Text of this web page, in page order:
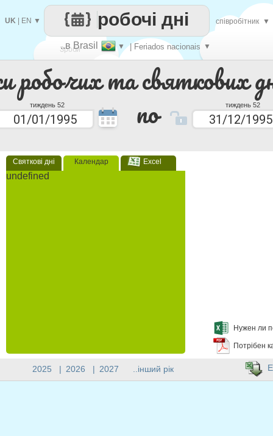
робочих та святкових
тиждень 52 по тиждень 52
Святкові дні Календар Excel
undefined
Нужен ли
Потрібен
Зроби
кожен
..в Brasil ▼ | Feriados nacionais ▼
робочі дні
UK EN ▼ співробітник ▼
2025 | 2026 | 2027 ..інший рік